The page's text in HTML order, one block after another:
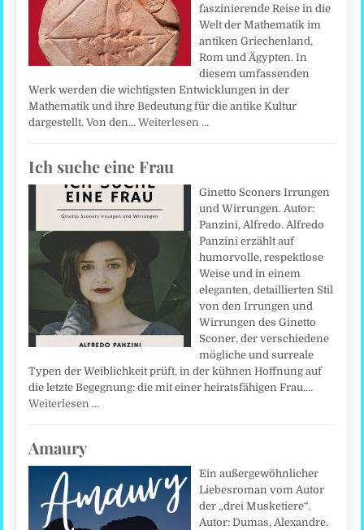
faszinierende Reise in die
Welt der Mathematik im
antiken Griechenland,
Rom und Ägypten. In
diesem umfassenden
Werk werden die wichtigsten Entwicklungen in der
Mathematik und ihre Bedeutung für die antike Kultur
dargestellt. Von den…Weiterlesen …
Ich suche eine Frau
Ginetto Sconers Irrungen
und Wirrungen. Autor:
Panzini, Alfredo. Alfredo
Panzini erzählt auf
humorvolle, respektlose
Weise und in einem
eleganten, detaillierten Stil
von den Irrungen und
Wirrungen des Ginetto
Sconer, der verschiedene
mögliche und surreale
Typen der Weiblichkeit prüft, in der kühnen Hoffnung auf
die letzte Begegnung: die mit einer heiratsfähigen Frau.…
Weiterlesen …
Amaury
Ein außergewöhnlicher
Liebesroman vom Autor
der „drei Musketiere“.
Autor: Dumas, Alexandre.